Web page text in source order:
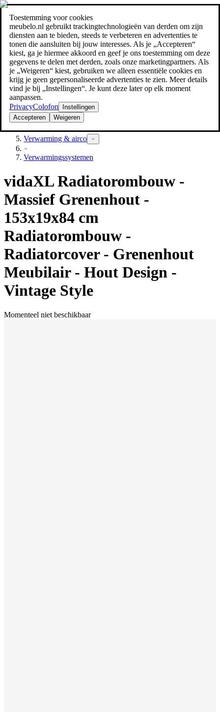
Toestemming voor cookies
meubelo.nl gebruikt trackingtechnologieën van derden om zijn
diensten aan te bieden, steeds te verbeteren en advertenties te
tonen die aansluiten bij jouw interesses. Als je „Accepteren“
kiest, ga je hiermee akkoord en geef je ons toestemming om deze
gegevens te delen met derden, zoals onze marketingpartners. Als
je „Weigeren“ kiest, gebruiken we alleen essentiële cookies en
krijg je geen gepersonaliseerde advertenties te zien. Meer details
vind je bij „Instellingen“. Je kunt deze later op elk moment
aanpassen.
PrivacyColofon
Instellingen
Accepteren
Weigeren
Zoeken
meubel jezelf de beste prijs!meubel jezelf de beste prijs!
Bouwmarkt
Verwarming & airco
Verwarmingssystemen
vidaXL Radiatorombouw -
Massief Grenenhout -
153x19x84 cm
Radiatorombouw -
Radiatorcover - Grenenhout
Meubilair - Hout Design -
Vintage Style
Momenteel niet beschikbaar